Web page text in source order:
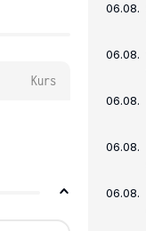
Kurs
06.08.
06.08.
06.08.
06.08.
06.08.